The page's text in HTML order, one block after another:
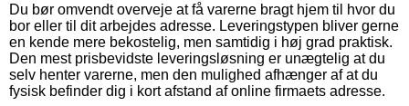
Du bør omvendt overveje at få varerne bragt hjem til hvor du
bor eller til dit arbejdes adresse. Leveringstypen bliver gerne
en kende mere bekostelig, men samtidig i høj grad praktisk.
Den mest prisbevidste leveringsløsning er unægtelig at du
selv henter varerne, men den mulighed afhænger af at du
fysisk befinder dig i kort afstand af online firmaets adresse.